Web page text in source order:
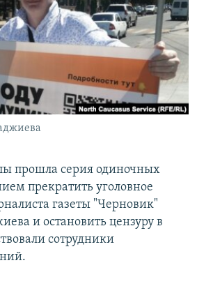
прошла серия одиночных
прекратить уголовное
газеты "Черновик"
и остановить цензуру в
сотрудники